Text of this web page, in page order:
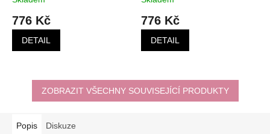
776 Kč
DETAIL
776 Kč
DETAIL
ZOBRAZIT VŠECHNY SOUVISEJÍCÍ PRODUKTY
Popis Diskuze